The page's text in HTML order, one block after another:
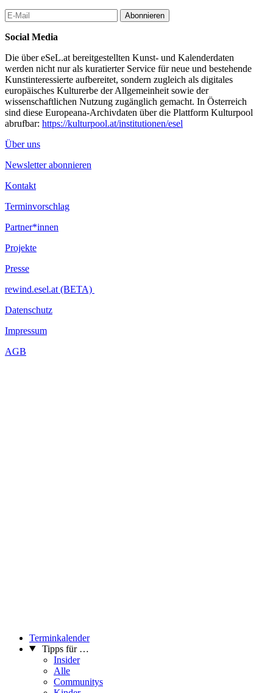
Vienna), Wilfried Kuehn (Vienna University of Technology).
...Mehr lesen
Abonnieren
Social Media
Die über eSeL.at bereitgestellten Kunst- und Kalenderdaten
werden nicht nur als kuratierter Service für neue und bestehende
Kunstinteressierte aufbereitet, sondern zugleich als digitales
europäisches Kulturerbe der Allgemeinheit sowie der
wissenschaftlichen Nutzung zugänglich gemacht. In Österreich
sind diese Europeana-Archivdaten über die Plattform Kulturpool
abrufbar: https://kulturpool.at/institutionen/esel
Über uns
Newsletter abonnieren
Kontakt
Terminvorschlag
Partner*innen
Projekte
Presse
rewind.esel.at (BETA)
Datenschutz
Impressum
AGB
Terminkalender
Tipps für …
Insider
Alle
Communitys